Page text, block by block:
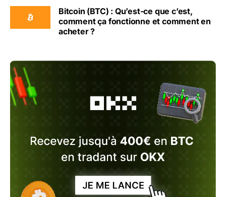
Bitcoin (BTC) : Qu’est-ce que c’est,
comment ça fonctionne et comment en
acheter ?